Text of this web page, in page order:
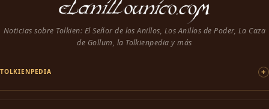
Noticias sobre Tolkien: El Señor de los Anillos, Los Anillos de Poder, La Caza
de Gollum, la Tolkienpedia y más
TOLKIENPEDIA